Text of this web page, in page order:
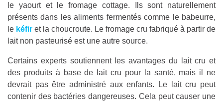
le yaourt et le fromage cottage. Ils sont naturellement
présents dans les aliments fermentés comme le babeurre,
le kéfir et la choucroute. Le fromage cru fabriqué à partir de
lait non pasteurisé est une autre source.
Certains experts soutiennent les avantages du lait cru et
des produits à base de lait cru pour la santé, mais il ne
devrait pas être administré aux enfants. Le lait cru peut
contenir des bactéries dangereuses. Cela peut causer une